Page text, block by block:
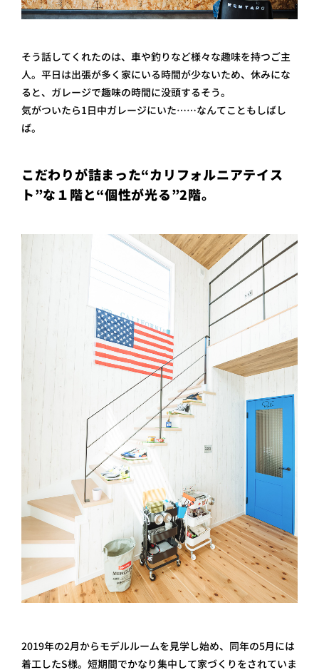
そう話してくれたのは、車や釣りなど様々な趣味を持つご主
人。平日は出張が多く家にいる時間が少ないため、休みにな
ると、ガレージで趣味の時間に没頭するそう。
気がついたら1日中ガレージにいた… …なんてこともしばし
ば。
こだわりが詰まった“カリフォルニアテイス
ト”な１階と“個性が光る”2階。
2019年の2月からモデルルームを見学し始め、同年の5月には
着工したS様。短期間でかなり集中して家づくりをされていま